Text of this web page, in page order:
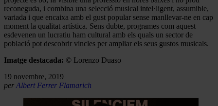
reconeguda, i combina una selecció musical intel·ligent, assumible,
variada i que encaixa amb el gust popular sense manllevar-ne en cap
moment la qualitat artística. Sens dubte, programes com aquest
esdevenen un lucratiu ham cultural amb els quals un sector de
població pot descobrir vincles per ampliar els seus gustos musicals.
Imatge destacada: © Lorenzo Duaso
19 novembre, 2019
per Albert Ferrer Flamarich